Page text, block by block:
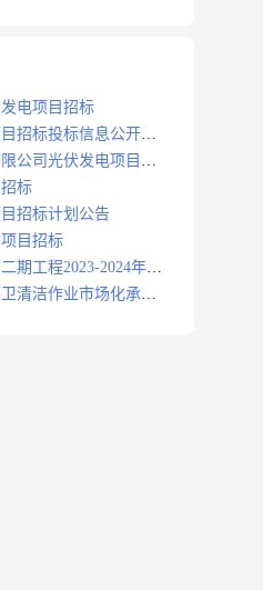
电项目招标
招标投标信息公开目
公司光伏发电项目招
标
招标计划公告
目招标
期工程2023-2024年度
告
清洁作业市场化承包